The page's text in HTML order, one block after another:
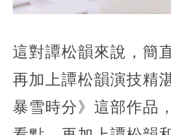
這對譚松韻來說，簡
再加上譚松韻演技精
暴雪時分》這部作品